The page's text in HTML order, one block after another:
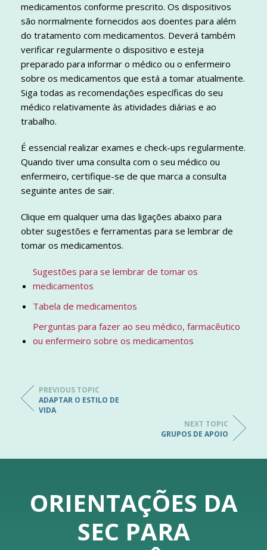
medicamentos conforme prescrito. Os dispositivos
são normalmente fornecidos aos doentes para além
do tratamento com medicamentos. Deverá também
verificar regularmente o dispositivo e esteja
preparado para informar o médico ou o enfermeiro
sobre os medicamentos que está a tomar atualmente.
Siga todas as recomendações específicas do seu
médico relativamente às atividades diárias e ao
trabalho.
É essencial realizar exames e check-ups regularmente.
Quando tiver uma consulta com o seu médico ou
enfermeiro, certifique-se de que marca a consulta
seguinte antes de sair.
Clique em qualquer uma das ligações abaixo para
obter sugestões e ferramentas para se lembrar de
tomar os medicamentos.
Sugestões para se lembrar de tomar os
medicamentos
Tabela de medicamentos
Perguntas para fazer ao seu médico, farmacêutico
ou enfermeiro sobre os medicamentos
PREVIOUS TOPIC
ADAPTAR O ESTILO DE
VIDA
NEXT TOPIC
GRUPOS DE APOIO
ORIENTAÇÕES DA
SEC PARA